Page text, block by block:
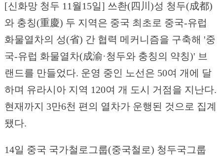
[신화망 청두 11월15일] 쓰촨(四川)성 청두(成都)
와 충칭(重慶) 두 지역은 중국 최초로 중국-유럽
화물열차의 성(省) 간 협력 메커니즘을 구축해 '중
국-유럽 화물열차(成渝·청두와 충칭의 약칭)' 브
랜드를 만들었다. 운영 중인 노선은 50여 개에 달
하며 유라시아 지역 120여 개 도시 거점을 지난다.
현재까지 3만6천 편의 열차가 운행된 것으로 집계
됐다.
14일 중국 국가철로그룹(중국철로) 청두국그룹